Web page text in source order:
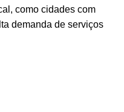
como cidades com
demanda de serviços